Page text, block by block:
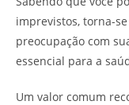
imprevistos, torna-
preocupação com
essencial para a
Um valor comum